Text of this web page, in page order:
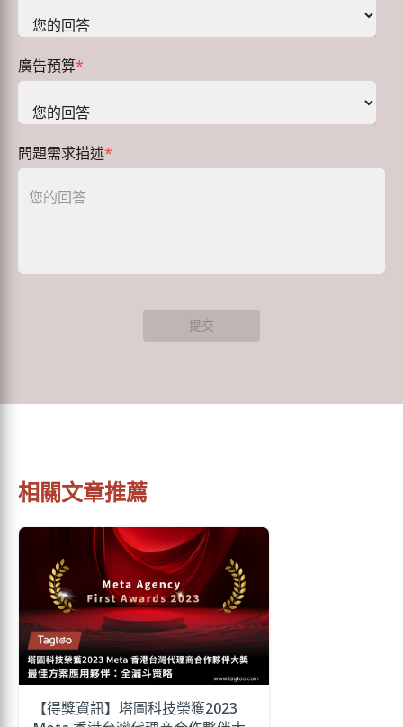
廣告預算*
問題需求描述*
提交
相關文章推薦
【得獎資訊】塔圖科技榮獲2023